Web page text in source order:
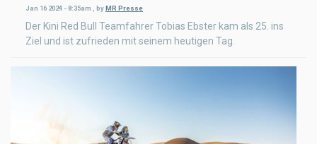
Jan 16 2024 - 8:35am byMR Presse
Der Kini Red Bull Teamfahrer Tobias Ebster kam als 25. ins
Ziel und ist zufrieden mit seinem heutigen Tag.